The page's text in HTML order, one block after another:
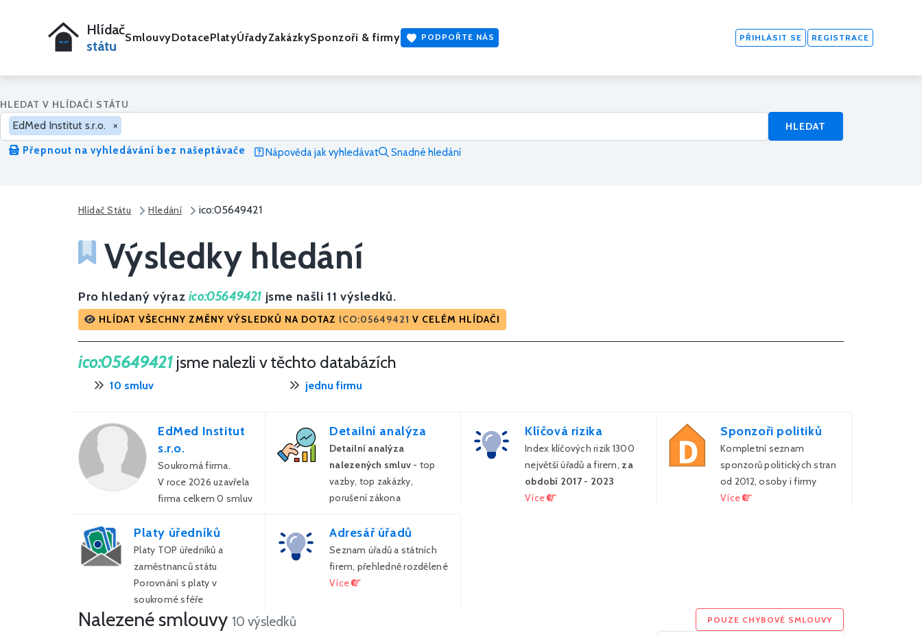
Hlídač
státu
SmlouvyDotacePlatyÚřadyZakázkySponzoři & firmy PODPOŘTE NÁS PŘIHLÁSIT SE REGISTRACE
HLEDAT V HLÍDAČI STÁTU
EdMed Institut s.r.o. ×
HLEDAT
Přepnout na vyhledávání bez našeptávače
Nápověda jak vyhledávat Snadné hledání
Hlídač Státu Hledání ico:05649421
Výsledky hledání
Pro hledaný výraz ico:05649421 jsme našli 11 výsledků.
HLÍDAT VŠECHNY ZMĚNY VÝSLEDKŮ NA DOTAZ ICO:05649421 V CELÉM HLÍDAČI
ico:05649421 jsme nalezli v těchto databázích
10 smluv jednu firmu
EdMed Institut
s.r.o.
Soukromá firma.
V roce 2026 uzavřela
firma celkem 0 smluv
0 Kč.
Detailní analýza
Detailní analýza
nalezených smluv - top
vazby, top zakázky,
porušení zákona
Klíčová rizika
Index klíčových rizik 1300
největší úřadů a firem, za
období 2017 - 2023
Více
Sponzoři politiků
Kompletní seznam
sponzorů politických stran
od 2012, osoby i firmy
Více
Platy úředníků
Platy TOP úředníků a
zaměstnanců státu
Porovnání s platy v
soukromé sféře
Více
Adresář úřadů
Seznam úřadů a státních
firem, přehledně rozdělené
Více
Nalezené smlouvy 10 výsledků POUZE CHYBOVÉ SMLOUVY